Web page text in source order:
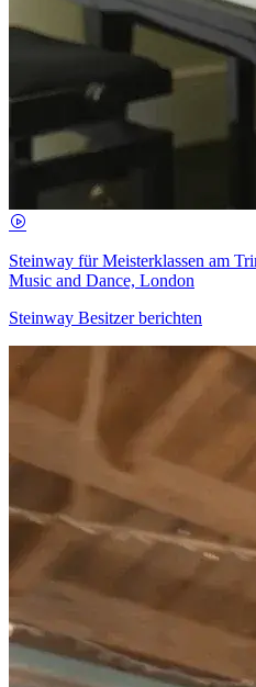
Steinway für Meisterklassen am
Music and Dance, London
Steinway Besitzer berichten